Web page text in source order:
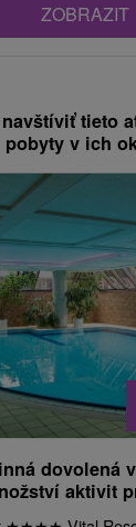
ZOBRAZIT
tieto
pobyty v ich
dovolená
aktivit